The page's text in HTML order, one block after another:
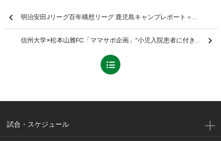
明治安田Jリーグ百年構想リーグ 鹿児島キャンプレポート＜2日目＞
信州大学×松本山雅FC「ママサポ企画」“小児入院患者に付き添いをされる保護者の方々へのサポートプロジェクト”を実施しました【報告】
試合・スケジュール